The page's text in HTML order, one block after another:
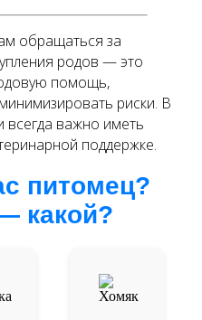
обращаться за
родов — это
помощь,
риски. В
всегда важно иметь
поддержке.
питомец?
какой?